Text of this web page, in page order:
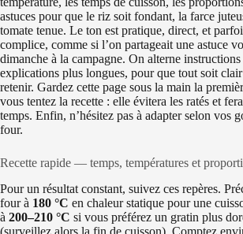
astuces pour que le riz soit fondant, la farce
tomate tenue. Le ton est pratique, direct, et
complice, comme si l’on partageait une astuce
dimanche à la campagne. On alterne instructions
explications plus longues, pour que tout soit
retenir. Gardez cette page sous la main la
vous tentez la recette : elle évitera les ratés et
temps. Enfin, n’hésitez pas à adapter selon vos
four.
Recette rapide — temps, températures et
Pour un résultat constant, suivez ces repères.
four à 180 °C en chaleur statique pour une
à 200–210 °C si vous préférez un gratin plus
(surveillez alors la fin de cuisson). Comptez